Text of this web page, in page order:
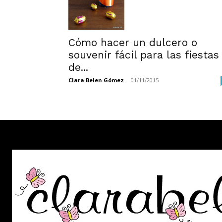
Cómo hacer un dulcero o
souvenir fácil para las fiestas
de...
Clara Belen Gómez - 01/11/2015